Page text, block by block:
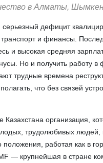
в Алматы,
дефицит
и финансы.
и высокая средняя
Но и получить работу в
трудные времена
что без связей
организация,
трудолюбивых людей,
работая как в
— крупнейшая в стране